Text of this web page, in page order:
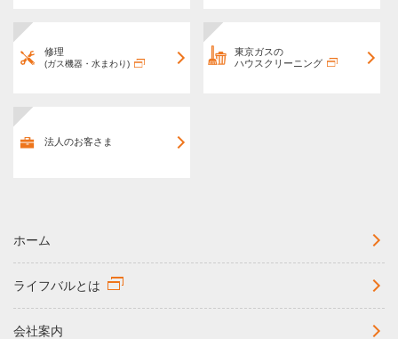
修理
(ガス機器・水まわり)
東京ガスの
ハウスクリーニング
法人のお客さま
ホーム
ライフバルとは
会社案内